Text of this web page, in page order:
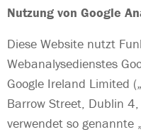
Nutzung von Google
Diese Website nutzt
Webanalysedienstes
Google Ireland Limited
Barrow Street, Dublin
verwendet so genannte